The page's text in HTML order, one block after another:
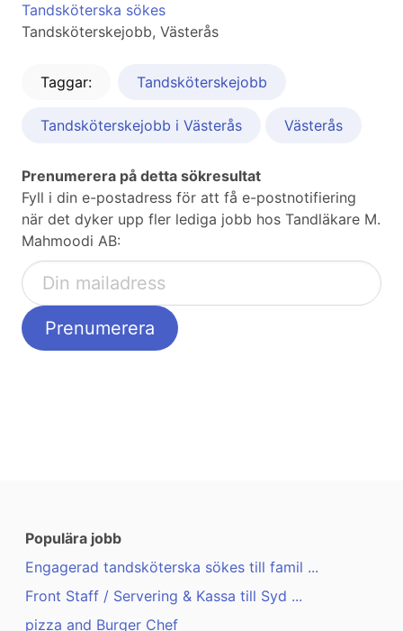
Tandsköterska sökes
Tandsköterskejobb, Västerås
Taggar: Tandsköterskejobb
Tandsköterskejobb i Västerås Västerås
Prenumerera på detta sökresultat
Fyll i din e-postadress för att få e-postnotifiering
när det dyker upp fler lediga jobb hos Tandläkare M.
Mahmoodi AB:
Populära jobb
Engagerad tandsköterska sökes till famil ...
Front Staff / Servering & Kassa till Syd ...
pizza and Burger Chef